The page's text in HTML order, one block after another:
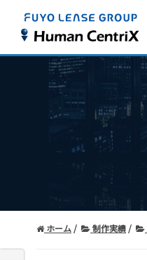
ホーム 制作実績